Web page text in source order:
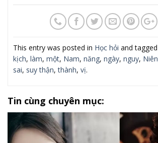
This entry was posted in Học hỏi and tagged
kịch, làm, một, Nam, năng, ngày, nguy, Niên
sai, suy thận,thành, vị.
Tin cùng chuyên mục: